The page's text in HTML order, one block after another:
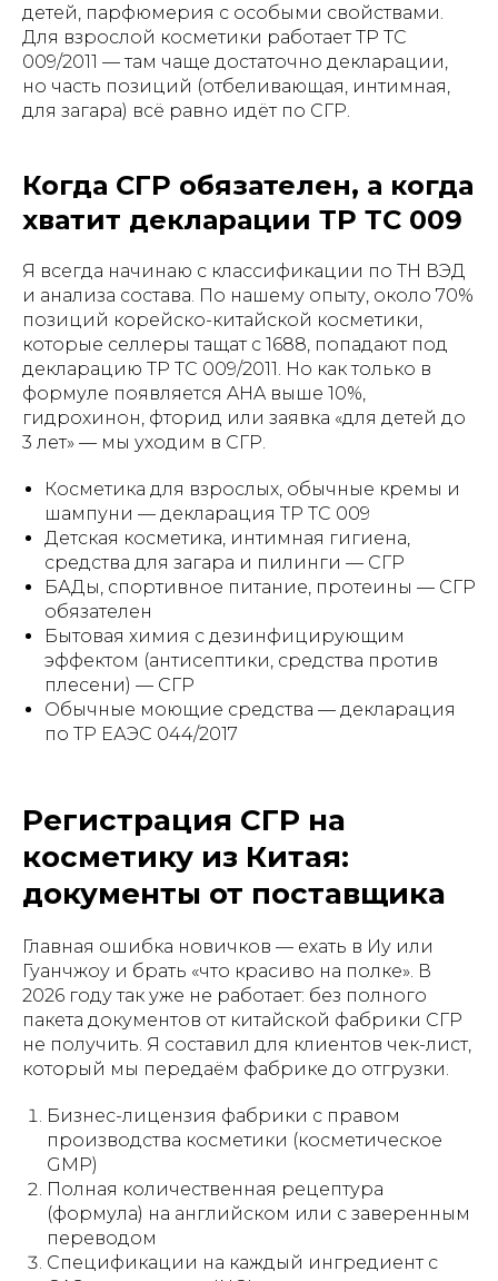
детей, парфюмерия с особыми свойствами.
Для взрослой косметики работает ТР ТС
009/2011 — там чаще достаточно декларации,
но часть позиций (отбеливающая, интимная,
для загара) всё равно идёт по СГР.
Когда СГР обязателен, а когда
хватит декларации ТР ТС 009
Я всегда начинаю с классификации по ТН ВЭД
и анализа состава. По нашему опыту, около 70%
позиций корейско-китайской косметики,
которые селлеры тащат с 1688, попадают под
декларацию ТР ТС 009/2011. Но как только в
формуле появляется AHA выше 10%,
гидрохинон, фторид или заявка «для детей до
3 лет» — мы уходим в СГР.
Косметика для взрослых, обычные кремы и
шампуни — декларация ТР ТС 009
Детская косметика, интимная гигиена,
средства для загара и пилинги — СГР
БАДы, спортивное питание, протеины — СГР
обязателен
Бытовая химия с дезинфицирующим
эффектом (антисептики, средства против
плесени) — СГР
Обычные моющие средства — декларация
по ТР ЕАЭС 044/2017
Регистрация СГР на
косметику из Китая:
документы от поставщика
Главная ошибка новичков — ехать в Иу или
Гуанчжоу и брать «что красиво на полке». В
2026 году так уже не работает: без полного
пакета документов от китайской фабрики СГР
не получить. Я составил для клиентов чек-лист,
который мы передаём фабрике до отгрузки.
Бизнес-лицензия фабрики с правом
производства косметики (косметическое
GMP)
Полная количественная рецептура
(формула) на английском или с заверенным
переводом
Спецификации на каждый ингредиент с